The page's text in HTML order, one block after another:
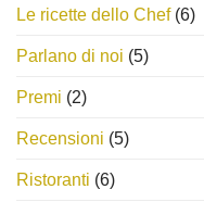
Le ricette dello Chef(6)
Parlano di noi (5)
Premi (2)
Recensioni (5)
Ristoranti (6)